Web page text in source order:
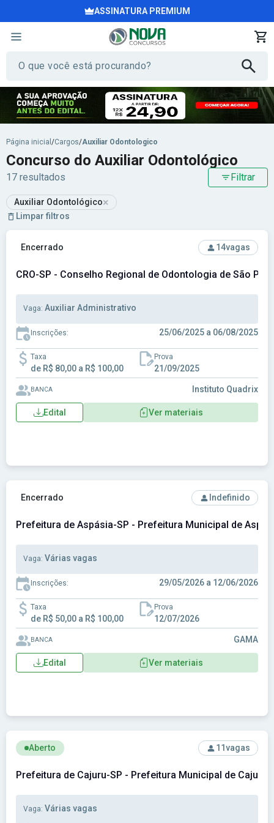
ASSINATURA PREMIUM
Página inicial /Cargos/Auxiliar Odontologico
Concurso do Auxiliar Odontológico
17 resultados Filtrar
Auxiliar Odontológico×
Limpar filtros
Ver concurso: CRO-SP - Conselho Regional de Odontologia
Encerrado 14vagas
CRO-SP - Conselho Regional de Odontologia de São
Vaga: Auxiliar Administrativo
Inscrições: 25/06/2025 a 06/08/2025
Taxa
de R$ 80,00 a R$ 100,00
Prova
21/09/2025
BANCA Instituto Quadrix
Edital Ver materiais
Ver concurso: Prefeitura de Aspásia-SP - Prefeitura
Encerrado Indefinido
Prefeitura de Aspásia-SP - Prefeitura Municipal de
Vaga: Várias vagas
Inscrições: 29/05/2026 a 12/06/2026
Taxa
de R$ 50,00 a R$ 100,00
Prova
12/07/2026
BANCA GAMA
Edital Ver materiais
Ver concurso: Prefeitura de Cajuru-SP - Prefeitura Municipal
Aberto 11vagas
Prefeitura de Cajuru-SP - Prefeitura Municipal de Cajuru-
Vaga: Várias vagas